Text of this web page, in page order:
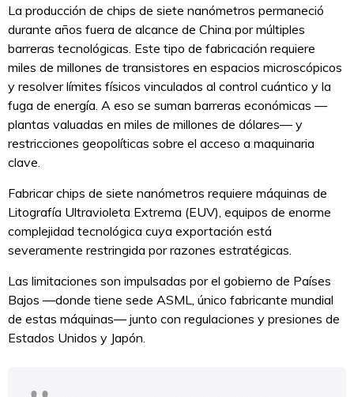
La producción de chips de siete nanómetros permaneció
durante años fuera de alcance de China por múltiples
barreras tecnológicas. Este tipo de fabricación requiere
miles de millones de transistores en espacios microscópicos
y resolver límites físicos vinculados al control cuántico y la
fuga de energía. A eso se suman barreras económicas —
plantas valuadas en miles de millones de dólares— y
restricciones geopolíticas sobre el acceso a maquinaria
clave.
Fabricar chips de siete nanómetros requiere máquinas de
Litografía Ultravioleta Extrema (EUV), equipos de enorme
complejidad tecnológica cuya exportación está
severamente restringida por razones estratégicas.
Las limitaciones son impulsadas por el gobierno de Países
Bajos —donde tiene sede ASML, único fabricante mundial
de estas máquinas— junto con regulaciones y presiones de
Estados Unidos y Japón.